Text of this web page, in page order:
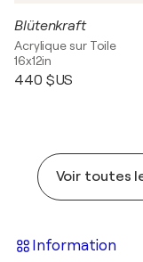
Blütenkraft
Acrylique sur Toile
16x12in
440 $US
Voir toutes
Information